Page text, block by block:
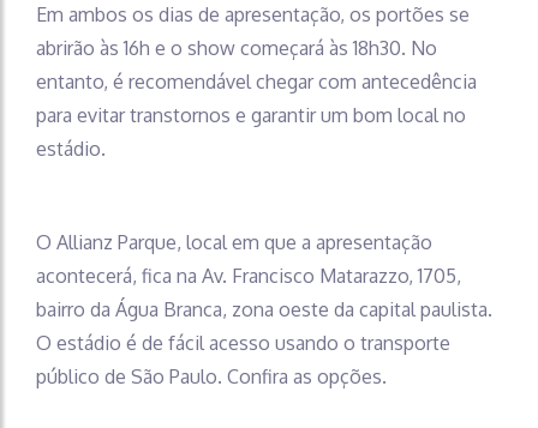
Em ambos os dias de apresentação, os portões se
abrirão às 16h e o show começará às 18h30. No
entanto, é recomendável chegar com antecedência
para evitar transtornos e garantir um bom local no
estádio.
O Allianz Parque, local em que a apresentação
acontecerá, fica na Av. Francisco Matarazzo, 1705,
bairro da Água Branca, zona oeste da capital paulista.
O estádio é de fácil acesso usando o transporte
público de São Paulo. Confira as opções.